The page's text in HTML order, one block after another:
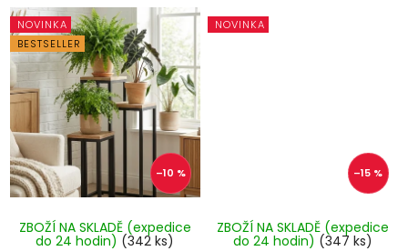
NOVINKA
BESTSELLER
–10 %
ZBOŽÍ NA SKLADĚ (expedice
do 24 hodin) (342 ks)
NOVINKA
–15 %
ZBOŽÍ NA SKLADĚ (expedice
do 24 hodin) (347 ks)